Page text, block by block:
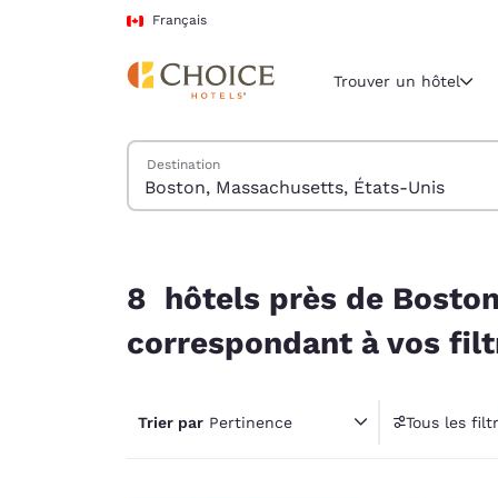
Passer à Contenu Principal
Français
Région et
Amériques
United
América
Trouver un hôtel
Trouver des hôtels
Destination
8 hôtels près de
correspondant à vos
Trier par Pertinence Tous les
1